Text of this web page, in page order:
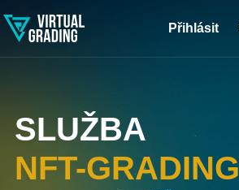
Přihlásit
SLUŽBA
NFT-GRADING